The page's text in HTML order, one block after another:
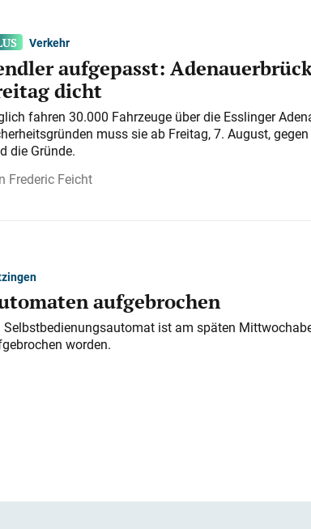
Verkehr
aufgepasst:
dicht
fahren 30.000 Fahrzeuge über die Esslinger
muss sie ab Freitag, 7. August,
die Gründe.
Frederic Feicht
aufgebrochen
Selbstbedienungsautomat ist am späten
worden.